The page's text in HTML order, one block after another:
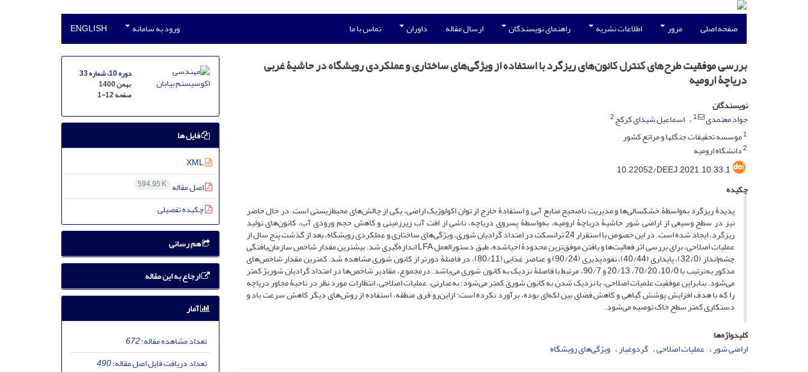
صفحه اصلی مرور اطلاعات نشریه راهنمای نویسندگان ارسال مقاله داوران تماس با ما ورود به سامانه ENGLISH
بررسی موفقیت طرح‌‌های کنترل کانون‌‌های ریزگرد با استفاده از ویژگی‌‌های ساختاری و عملکردی رویشگاه در حاشیۀ غربی
دریاچۀ ارومیه
نویسندگان
جواد معتمدی
1 اسماعیل شیدای کرکج2
1موسسه تحقیقات جنگلها و مراتع کشور
2دانشگاه ارومیه
10.22052/DEEJ.2021.10.33.1
چکیده
پدیدۀ ریزگرد به‌‌واسطۀ خشکسالی‌‌ها و مدیریت ناصحیح منابع آبی و استفادۀ خارج از توان اکولوژیک اراضی، یکی از چالش‌‌های محیط‌‌زیستی است. در حال حاضر
نیز در سطح وسیعی از اراضی‌ ‌شور حاشیۀ دریاچۀ ارومیه، به‌‌‌واسطۀ پسروی دریاچه، ناشی از افت آب زیرزمینی و کاهش حجم ورودی آب، کانون‌‌های تولید
ریزگرد‌، ایجاد شده است. در این خصوص با استقرار 24 ترانسکت در امتداد گرادیان شوری، ویژگی‌‌های ساختاری و عملکردی رویشگاه، بعد از گذشت پنج سال از
عملیات اصلاحی، برای بررسی اثر فعالیت‌‌ها و یافتن موفق‌‌ترین محدودۀ احیاشده، طبق دستورالعمل LFA اندازه‌‌گیری شد. بیشترین مقدار شاخص سازمان‌یافتگی
چشم‌‌انداز (32/0)، پایداری (40/44)، نفوذپذیری (90/24) و عناصر غذایی (80/11)، در فاصلۀ دورتر از کانون شوری مشاهده شد. کمترین مقدار شاخص‌‌های
مذکور به‌‌ترتیب با 10/0، 70/20، 20/13 و 90/7، مرتبط با فاصلۀ نزدیک به کانون شوری می‌‌باشد. درمجموع، مقادیر شاخص‌‌ها در امتداد گرادیان شوریژ کمتر
می‌‌شود. بنابراین موفقیت علمیات اصلاحی، با نزدیک شدن به کانون شوری کمتر می‌‌شود؛ به‌‌عبارتی، عملیات اصلاحی، انتظارات مورد نظر در ناحیۀ مجاور دریاچه
را که با هدف افزایش پوشش گیاهی و کاهش فضای بین لکه‌‌ای بوده، برآورد نکرده است؛ ازاین‌رو قرق منطقه، استفاده از روش‌‌های دیگر کاهش سرعت باد و
دستکاری کمتر سطح خاک توصیه می‌‌شود.
کلیدواژه‌ها
اراضی شور عملیات اصلاحی گردوغبار ویژگی‌‌های رویشگاه
دوره 10، شماره 33
بهمن 1400
صفحه1-12
فایل ها
XML
اصل مقاله 594.95 K
چکیده تفصیلی
هم رسانی
ارجاع به این مقاله
آمار
تعداد مشاهده مقاله:672
تعداد دریافت فایل اصل مقاله:490